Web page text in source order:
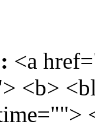
<a
<b>